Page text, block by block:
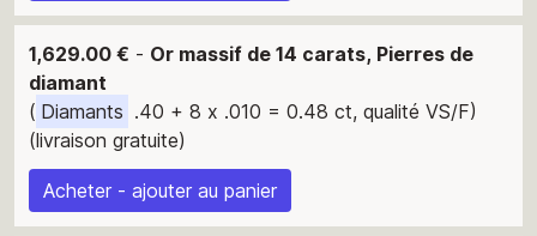
1,629.00 € - Or massif de 14 carats, Pierres de
diamant
( Diamants .40 + 8 x .010 = 0.48 ct, qualité VS/F)
(livraison gratuite)
Acheter - ajouter au panier